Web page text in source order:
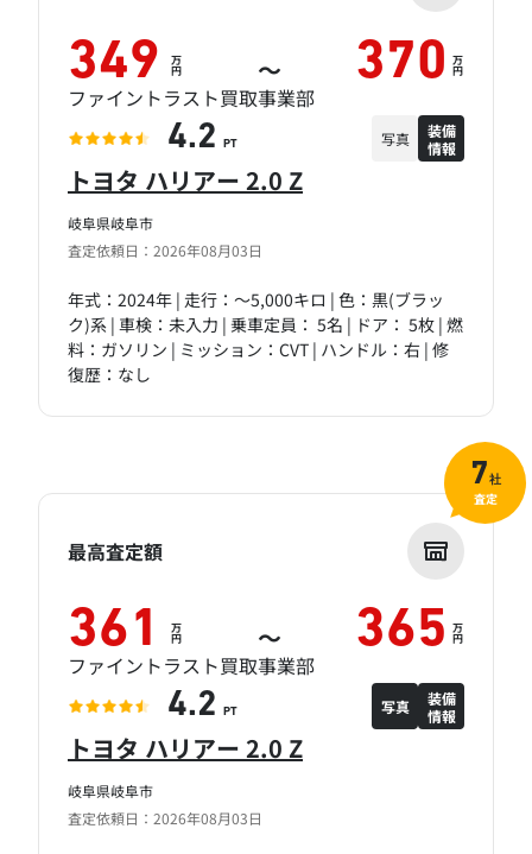
岐阜県岐阜市
査定依頼日：2026年08月03日
トヨタ ハリアー 2.0 Z
年式：2024年 | 走行：～5,000キロ | 色：黒(ブラッ
ク)系 | 車検：未入力 | 乗車定員： 5名 | ドア： 5枚 | 燃
料：ガソリン | ミッション：CVT | ハンドル：右 | 修
復歴：なし
349 万
円 ～ 370 万
円
ファイントラスト買取事業部
4.2 PT 写真
装備
情報
岐阜県岐阜市
査定依頼日：2026年08月03日
トヨタ ハリアー 2.0 Z
最高査定額
361 万
円 ～ 365 万
円
ファイントラスト買取事業部
4.2 PT 写真
装備
情報
7社
査定